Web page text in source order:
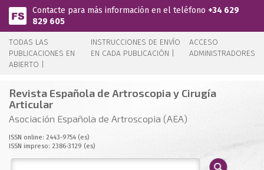
Pasar al contenido principal
Contacte para más información en el teléfono +34 629
829 605
TODAS LAS
PUBLICACIONES EN
ABIERTO |
INSTRUCCIONES DE ENVÍO
EN CADA PUBLICACIÓN |
ACCESO
ADMINISTRADORES
Revista Española de Artroscopia y Cirugía
Articular
Asociación Española de Artroscopia (AEA)
ISSN online: 2443-9754 (es)
ISSN impreso: 2386-3129 (es)